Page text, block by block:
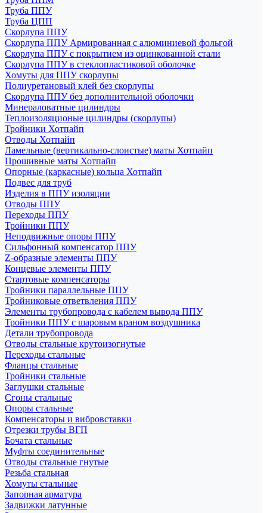
Труба ППУ
Труба ЦПП
Скорлупа ППУ
Скорлупа ППУ Армированная с алюминиевой фольгой
Скорлупа ППУ с покрытием из оцинкованной стали
Скорлупа ППУ в стеклопластиковой оболочке
Хомуты для ППУ скорлупы
Полиуретановый клей без скорлупы
Скорлупа ППУ без дополнительной оболочки
Минераловатные цилиндры
Теплоизоляционые цилиндры (скорлупы)
Тройники Хотпайп
Отводы Хотпайп
Ламельные (вертикально-слоистые) маты Хотпайп
Прошивные маты Хотпайп
Опорные (каркасные) кольца Хотпайп
Подвес для труб
Изделия в ППУ изоляции
Отводы ППУ
Переходы ППУ
Тройники ППУ
Неподвижные опоры ППУ
Cильфонный компенсатор ППУ
Z-образные элементы ППУ
Концевые элементы ППУ
Стартовые компенсаторы
Тройники параллельные ППУ
Тройниковые ответвления ППУ
Элементы трубопровода с кабелем вывода ППУ
Тройники ППУ с шаровым краном воздушника
Детали трубопровода
Отводы стальные крутоизогнутые
Переходы стальные
Фланцы стальные
Тройники стальные
Заглушки стальные
Сгоны стальные
Опоры стальные
Компенсаторы и вибровставки
Отрезки трубы ВГП
Бочата стальные
Муфты соединительные
Отводы стальные гнутые
Резьба стальная
Хомуты стальные
Запорная арматура
Задвижки латунные